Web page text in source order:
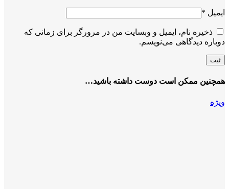
ایمیل *
ذخیره نام، ایمیل و وبسایت من در مرورگر برای زمانی که
دوباره دیدگاهی می‌نویسم.
همچنین ممکن است دوست داشته باشید…
ویژه